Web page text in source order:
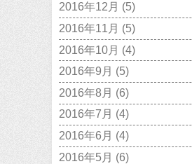
2016年12月 (5)
2016年11月 (5)
2016年10月 (4)
2016年9月 (5)
2016年8月 (6)
2016年7月 (4)
2016年6月 (4)
2016年5月 (6)